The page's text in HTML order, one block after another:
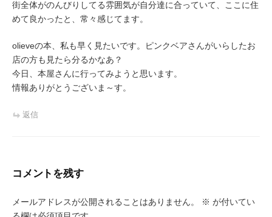
街全体がのんびりしてる雰囲気が自分達に合っていて、ここに住
めて良かったと、常々感じてます。
olieveの本、私も早く見たいです。ピンクベアさんがいらしたお
店の方も見たら分るかなあ？
今日、本屋さんに行ってみようと思います。
情報ありがとうございま～す。
返信
コメントを残す
メールアドレスが公開されることはありません。 ※ が付いてい